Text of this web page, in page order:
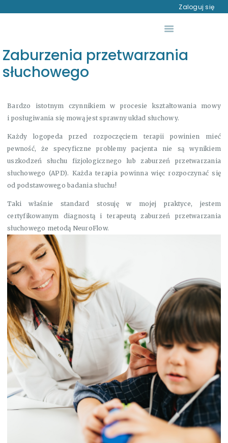
Zaloguj się
AUTYZM – DIAGNOZA
RÓŻNICOWA
WIEDZA
SKLEP
KONTAKT
Zaburzenia przetwarzania
słuchowego
Bardzo istotnym czynnikiem w procesie kształtowania mowy
i posługiwania się mową jest sprawny układ słuchowy.
Każdy logopeda przed rozpoczęciem terapii powinien mieć
pewność, że specyficzne problemy pacjenta nie są wynikiem
uszkodzeń słuchu fizjologicznego lub zaburzeń przetwarzania
słuchowego (APD). Każda terapia powinna więc rozpoczynać się
od podstawowego badania słuchu!
Taki właśnie standard stosuję w mojej praktyce, jestem
certyfikowanym diagnostą i terapeutą zaburzeń przetwarzania
słuchowego metodą NeuroFlow.